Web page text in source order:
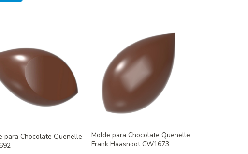
para Chocolate Quenelle
Molde para Chocolate Quenelle
Frank Haasnoot CW1673